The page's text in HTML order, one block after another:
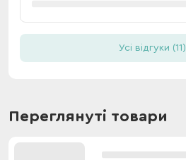
Усі відгуки (11)
Переглянуті товари